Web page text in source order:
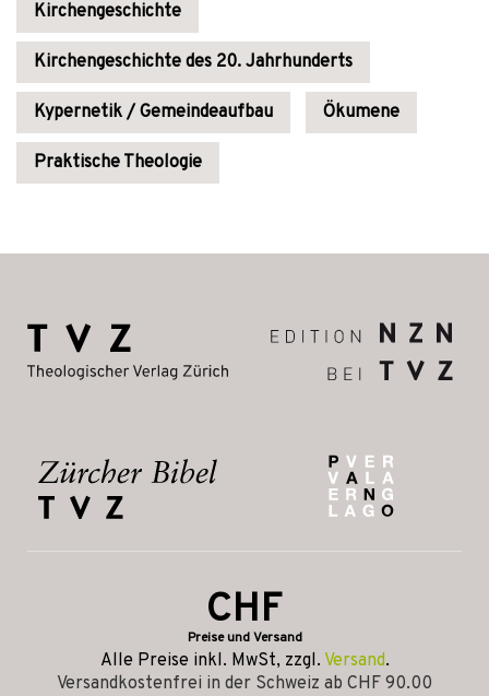
Kirchengeschichte
Kirchengeschichte des 20. Jahrhunderts
Kypernetik / Gemeindeaufbau Ökumene
Praktische Theologie
CHF
Preise und Versand
Alle Preise inkl. MwSt, zzgl. Versand.
Versandkostenfrei in der Schweiz ab CHF 90.00